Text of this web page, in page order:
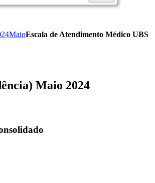
MaioEscala de Atendimento Médico UBS
Maio 2024